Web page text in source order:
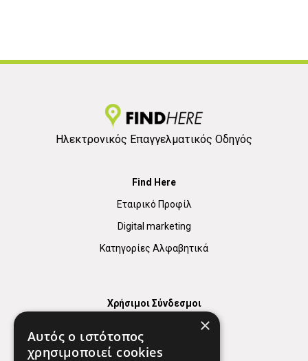
Ηλεκτρονικός Επαγγελματικός Οδηγός
Find Here
Εταιρικό Προφίλ
Digital marketing
Κατηγορίες Αλφαβητικά
Χρήσιμοι Σύνδεσμοι
Χρήσιμα Τηλέφωνα
×
Αυτός ο ιστότοπος
χρησιμοποιεί cookies